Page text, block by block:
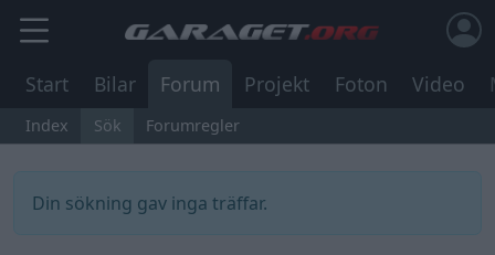
Start Bilar Forum Projekt Foton Video
Index Sök Forumregler
Din sökning gav inga träffar.